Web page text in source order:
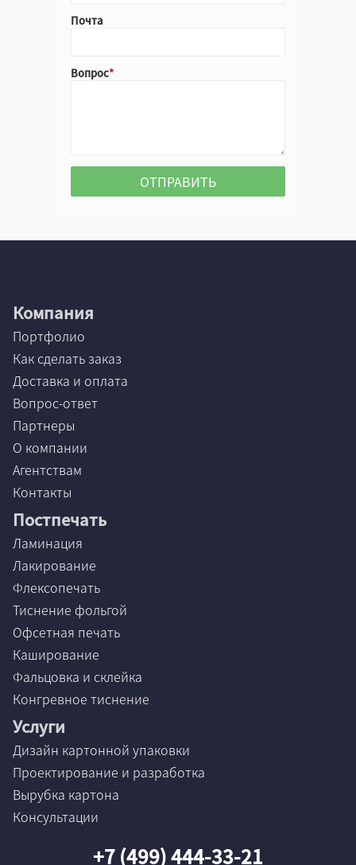
Почта
Вопрос
Компания
Портфолио
Как сделать заказ
Доставка и оплата
Вопрос-ответ
Партнеры
О компании
Агентствам
Контакты
Постпечать
Ламинация
Лакирование
Флексопечать
Тиснение фольгой
Офсетная печать
Каширование
Фальцовка и склейка
Конгревное тиснение
Услуги
Дизайн картонной упаковки
Проектирование и разработка
Вырубка картона
Консультации
+7 (499) 444-33-21